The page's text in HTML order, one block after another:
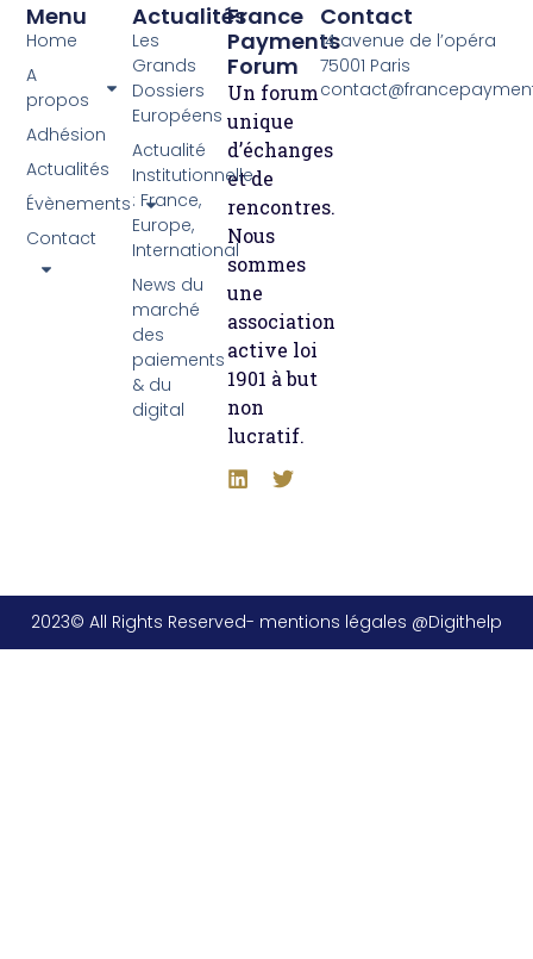
France
Payments
Forum
Un forum
unique
d’échanges
et de
rencontres.
Nous
sommes
une
association
active loi
1901 à but
non
lucratif.
Actualités
Les
Grands
Dossiers
Européens
Actualité
Institutionnelle
: France,
Europe,
International
News du
marché
des
paiements
& du
digital
Menu
Home
A
propos
Adhésion
Actualités
Évènements
Contact
Contact
14 avenue de l’opéra
75001 Paris
2023© All Rights Reserved- mentions légales @Digithelp